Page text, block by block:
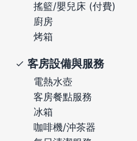
搖籃/嬰兒床 (付費)
廚房
烤箱
客房設備與服務
電熱水壺
客房餐點服務
冰箱
咖啡機/沖茶器